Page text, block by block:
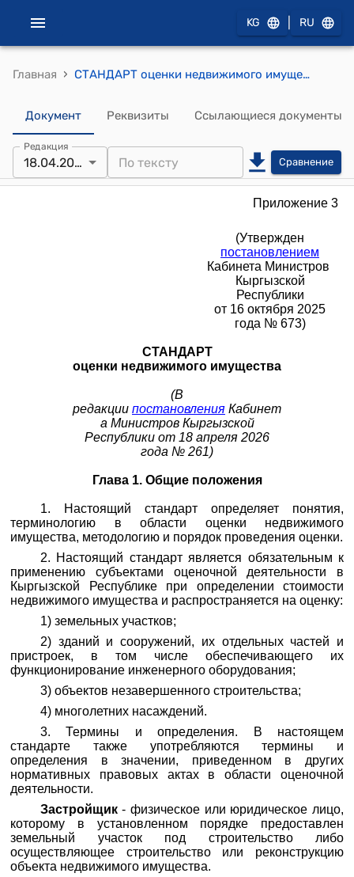
KG RU
Главная › СТАНДАРТ оценки недвижимого имущества
Документ Реквизиты Ссылающиеся документы
Редакция
18.04.2026 Сравнение